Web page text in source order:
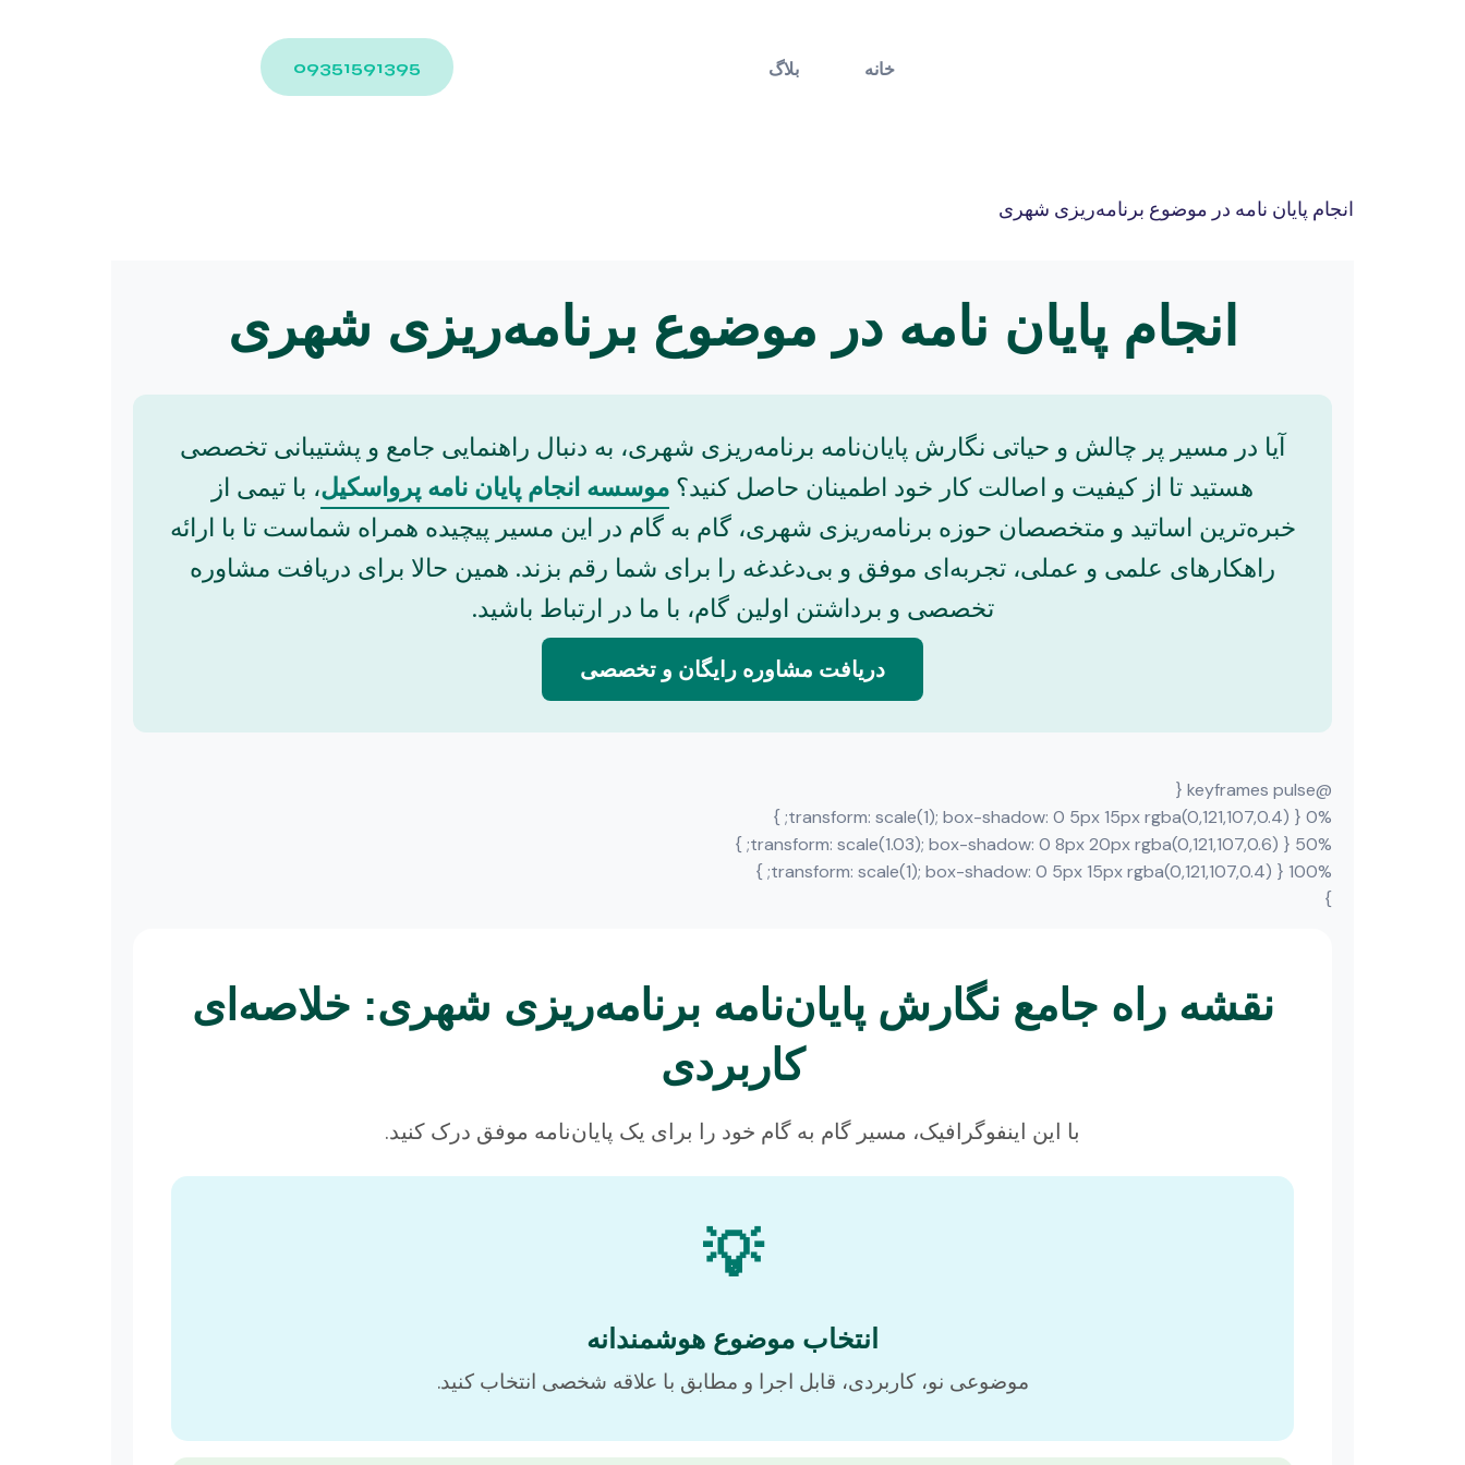
خانه بلاگ 09351591395
انجام پایان نامه در موضوع برنامه‌ریزی شهری
انجام پایان نامه در موضوع برنامه‌ریزی شهری
آیا در مسیر پر چالش و حیاتی نگارش پایان‌نامه برنامه‌ریزی شهری، به دنبال راهنمایی جامع و پشتیبانی تخصصی
هستید تا از کیفیت و اصالت کار خود اطمینان حاصل کنید؟ موسسه انجام پایان نامه پرواسکیل، با تیمی از
خبره‌ترین اساتید و متخصصان حوزه برنامه‌ریزی شهری، گام به گام در این مسیر پیچیده همراه شماست تا با ارائه
راهکارهای علمی و عملی، تجربه‌ای موفق و بی‌دغدغه را برای شما رقم بزند. همین حالا برای دریافت مشاوره
تخصصی و برداشتن اولین گام، با ما در ارتباط باشید.
دریافت مشاوره رایگان و تخصصی
@keyframes pulse {
0% { transform: scale(1); box-shadow: 0 5px 15px rgba(0,121,107,0.4); }
50% { transform: scale(1.03); box-shadow: 0 8px 20px rgba(0,121,107,0.6); }
100% { transform: scale(1); box-shadow: 0 5px 15px rgba(0,121,107,0.4); }
}
نقشه راه جامع نگارش پایان‌نامه برنامه‌ریزی شهری: خلاصه‌ای
کاربردی
با این اینفوگرافیک، مسیر گام به گام خود را برای یک پایان‌نامه موفق درک کنید.
💡
انتخاب موضوع هوشمندانه
موضوعی نو، کاربردی، قابل اجرا و مطابق با علاقه شخصی انتخاب کنید.